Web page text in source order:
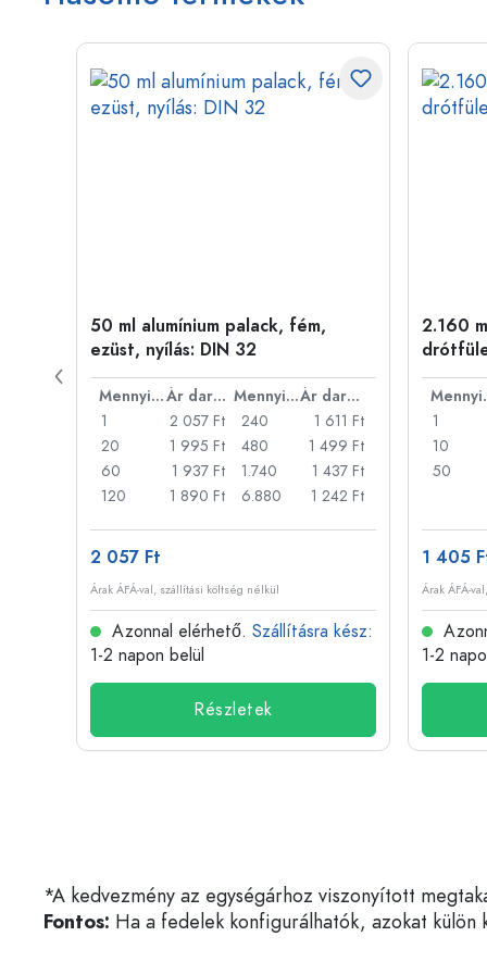
50 ml alumínium palack, fém,
ezüst, nyílás: DIN 32
Mennyiség Ár darabonként Mennyiség
Ár darabonként
1
2 057 Ft
20
1 995 Ft
60
1 937 Ft
120
1 890 Ft
240
1 611 Ft
480
1 499 Ft
1.740
1 437 Ft
6.880
1 242 Ft
2 057 Ft
Árak ÁFÁ-val, szállítási költség nélkül
Azonnal elérhető. Szállításra kész:
1-2 napon belül
Részletek
2.160
1
10
50
1 405
Árak ÁFÁ-
1-2
*A kedvezmény az egységárhoz viszonyított
Fontos: Ha a fedelek konfigurálhatók, azokat